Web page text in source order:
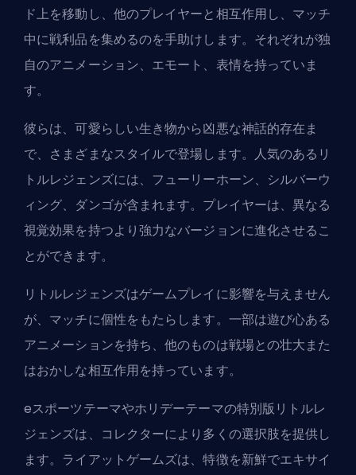
ド上を移動し、他のプレイヤーと相互作用し、マッチ
中に戦利品を集めるのを手助けします。それぞれが独
自のアニメーション、エモート、表情を持っていま
す。
彼らは、可愛らしい生き物から凶悪な神話的存在ま
で、さまざまなスタイルで登場します。人気のあるリ
トルレジェンズには、フューリーホーン、シルバーウ
ィング、ダンゴが含まれます。プレイヤーは、異なる
視覚効果を持つより強力なバージョンに進化させるこ
とができます。
リトルレジェンズはゲームプレイに影響を与えません
が、マッチに個性をもたらします。一部は遊び心ある
アニメーションを持ち、他のものは戦場との壮大また
はおかしな相互作用を持っています。
eスポーツテーマやホリデーテーマの特別版リトルレ
ジェンズは、コレクターにより多くの選択肢を提供し
ます。 ライアットゲームズは、特徴を新鮮でエキサイ